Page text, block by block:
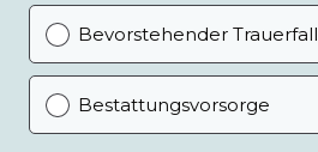
Bevorstehender Trauerfall
Bestattungsvorsorge